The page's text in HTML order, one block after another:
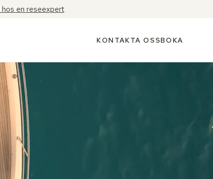
en reseexpert
KONTAKTA OSSBOKA